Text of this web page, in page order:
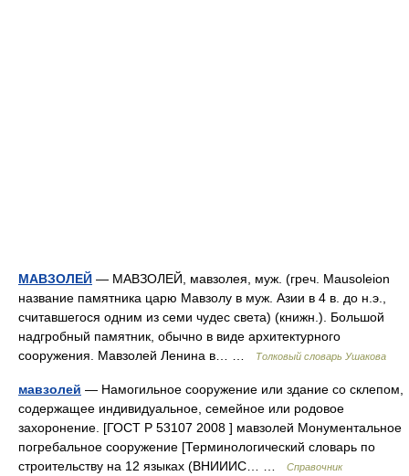
МАВЗОЛЕЙ — МАВЗОЛЕЙ, мавзолея, муж. (греч. Mausoleion
название памятника царю Мавзолу в муж. Азии в 4 в. до н.э.,
считавшегося одним из семи чудес света) (книжн.). Большой
надгробный памятник, обычно в виде архитектурного
сооружения. Мавзолей Ленина в… …
Толковый словарь Ушакова
мавзолей — Намогильное сооружение или здание со склепом,
содержащее индивидуальное, семейное или родовое
захоронение. [ГОСТ Р 53107 2008 ] мавзолей Монументальное
погребальное сооружение [Терминологический словарь по
строительству на 12 языках (ВНИИИС… …
Справочник